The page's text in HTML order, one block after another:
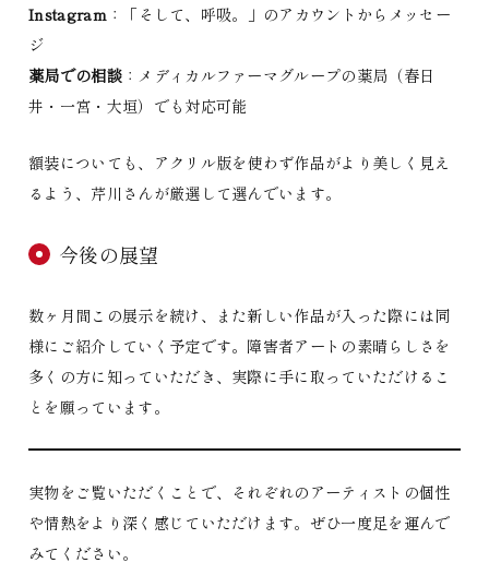
Instagram ：「そして、呼吸。」のアカウントからメッセー
ジ
薬局での相談：メディカルファーマグループの薬局（春日
井・一宮・大垣）でも対応可能
額装についても、アクリル版を使わず作品がより美しく見え
るよう、芹川さんが厳選して選んでいます。
今後の展望
数ヶ月間この展示を続け、また新しい作品が入った際には同
様にご紹介していく予定です。障害者アートの素晴らしさを
多くの方に知っていただき、実際に手に取っていただけるこ
とを願っています。
実物をご覧いただくことで、それぞれのアーティストの個性
や情熱をより深く感じていただけます。ぜひ一度足を運んで
みてください。